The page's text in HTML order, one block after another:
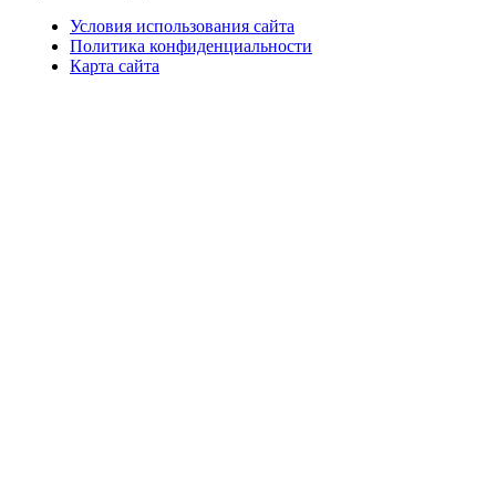
Условия использования сайта
Политика конфиденциальности
Карта сайта